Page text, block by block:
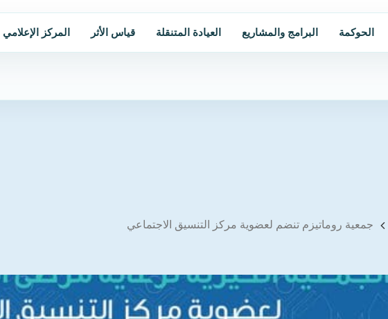
الحوكمة البرامج والمشاريع العيادة المتنقلة قياس الأثر المركز الإعلامي
جمعية روماتيزم تنضم لعضوية مركز التنسيق الاجتماعي